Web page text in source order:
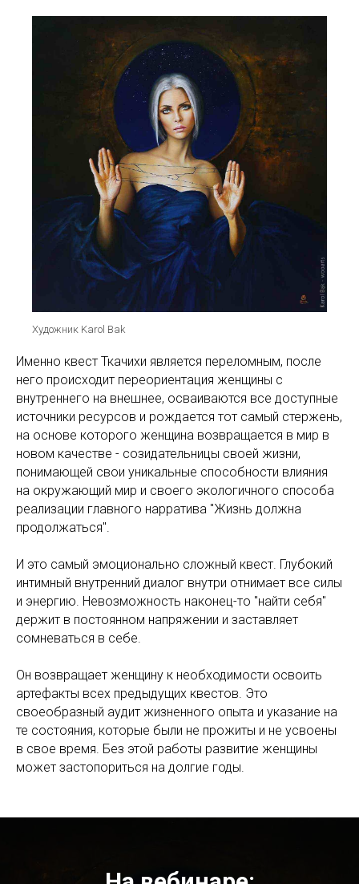
Художник Karol Bak
Именно квест Ткачихи является переломным, после
него происходит переориентация женщины с
внутреннего на внешнее, осваиваются все доступные
источники ресурсов и рождается тот самый стержень,
на основе которого женщина возвращается в мир в
новом качестве - созидательницы своей жизни,
понимающей свои уникальные способности влияния
на окружающий мир и своего экологичного способа
реализации главного нарратива "Жизнь должна
продолжаться".
И это самый эмоционально сложный квест. Глубокий
интимный внутренний диалог внутри отнимает все силы
и энергию. Невозможность наконец-то "найти себя"
держит в постоянном напряжении и заставляет
сомневаться в себе.
Он возвращает женщину к необходимости освоить
артефакты всех предыдущих квестов. Это
своеобразный аудит жизненного опыта и указание на
те состояния, которые были не прожиты и не усвоены
в свое время. Без этой работы развитие женщины
может застопориться на долгие годы.